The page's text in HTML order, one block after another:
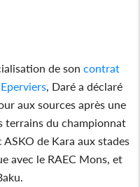
de son contrat
Eperviers , Daré a déclaré
aux sources après une
terrains du championnat
de Kara aux stades
avec le RAEC Mons, et